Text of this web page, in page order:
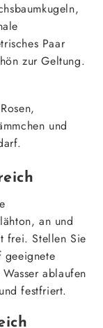
Paar
zur Geltung.
und
an und
frei. Stellen Sie
geeignete
ablaufen
festfriert.